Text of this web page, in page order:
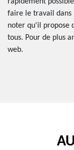
faire le travail dans
noter qu'il propose
tous. Pour de plus
web.